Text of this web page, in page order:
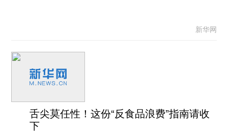
新华网
舌尖莫任性！这份“反食品浪费”指南请收
下